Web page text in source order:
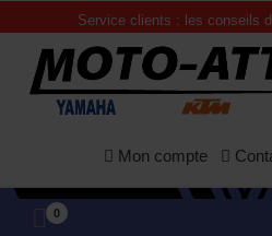
Service clients : les conseils
Mon compte
0